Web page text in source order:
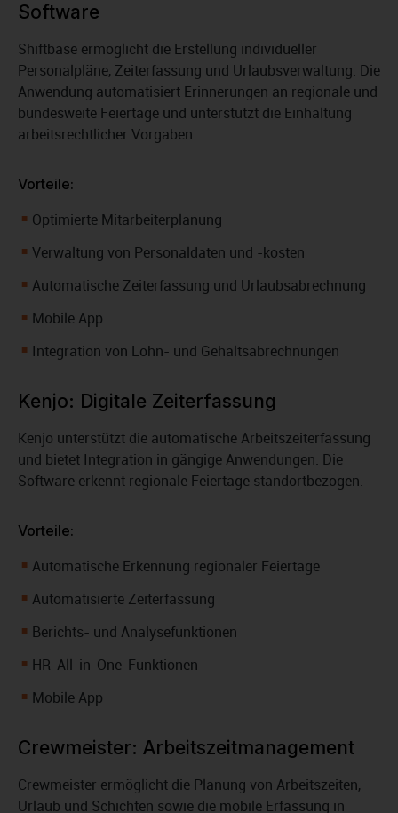
Software
Shiftbase ermöglicht die Erstellung individueller
Personalpläne, Zeiterfassung und Urlaubsverwaltung. Die
Anwendung automatisiert Erinnerungen an regionale und
bundesweite Feiertage und unterstützt die Einhaltung
arbeitsrechtlicher Vorgaben.
Vorteile:
Optimierte Mitarbeiterplanung
Verwaltung von Personaldaten und -kosten
Automatische Zeiterfassung und Urlaubsabrechnung
Mobile App
Integration von Lohn- und Gehaltsabrechnungen
Kenjo: Digitale Zeiterfassung
Kenjo unterstützt die automatische Arbeitszeiterfassung
und bietet Integration in gängige Anwendungen. Die
Software erkennt regionale Feiertage standortbezogen.
Vorteile:
Automatische Erkennung regionaler Feiertage
Automatisierte Zeiterfassung
Berichts- und Analysefunktionen
HR-All-in-One-Funktionen
Mobile App
Crewmeister: Arbeitszeitmanagement
Crewmeister ermöglicht die Planung von Arbeitszeiten,
Urlaub und Schichten sowie die mobile Erfassung in